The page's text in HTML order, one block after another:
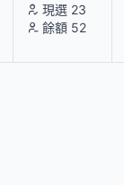
現選 23
餘額 52